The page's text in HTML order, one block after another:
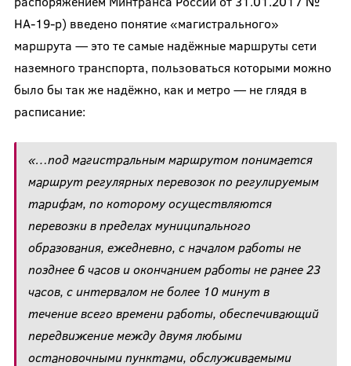
НА-19-р) введено понятие «магистрального»
маршрута — это те самые надёжные маршруты сети
наземного транспорта, пользоваться которыми можно
было бы так же надёжно, как и метро — не глядя в
расписание:
«…под магистральным маршрутом понимается
маршрут регулярных перевозок по регулируемым
тарифам, по которому осуществляются
перевозки в пределах муниципального
образования, ежедневно, с началом работы не
позднее 6 часов и окончанием работы не ранее 23
часов, с интервалом не более 10 минут в
течение всего времени работы, обеспечивающий
передвижение между двумя любыми
остановочными пунктами, обслуживаемыми